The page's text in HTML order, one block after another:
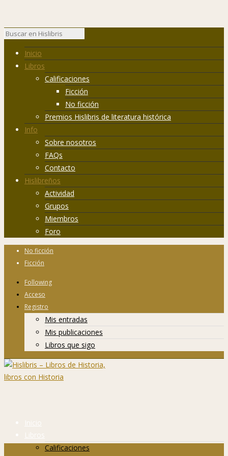
Inicio
Libros
Calificaciones
Ficción
No ficción
Premios Hislibris de literatura histórica
Info
Sobre nosotros
FAQs
Contacto
Hislibreños
Actividad
Grupos
Miembros
Foro
No ficción
Ficción
Following
Acceso
Registro
Mis entradas
Mis publicaciones
Libros que sigo
Inicio
Libros
Calificaciones